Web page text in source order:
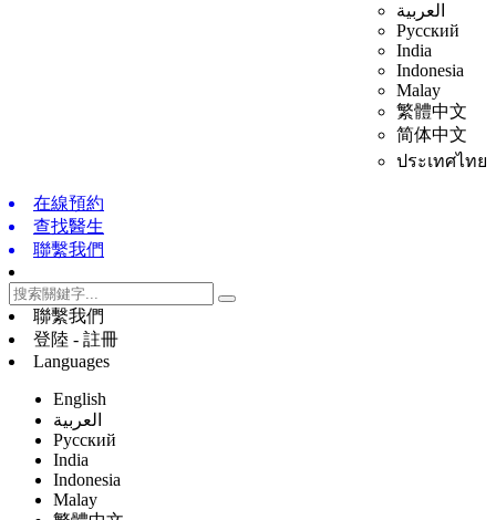
العربية
Русский
India
Indonesia
Malay
繁體中文
简体中文
ประเทศไทย
在線預約
查找醫生
聯繫我們
聯繫我們
登陸 - 註冊
Languages
English
العربية
Русский
India
Indonesia
Malay